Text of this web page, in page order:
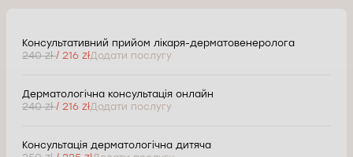
Консультативний прийом лікаря-дерматовенеролога
240 zł/ 216 złДодати послугу
Дерматологічна консультація онлайн
240 zł/ 216 złДодати послугу
Консультація дерматологічна дитяча